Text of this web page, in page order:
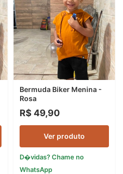
Bermuda Biker Menina -
Rosa
R$ 49,90
Ver produto
D�vidas? Chame no
WhatsApp